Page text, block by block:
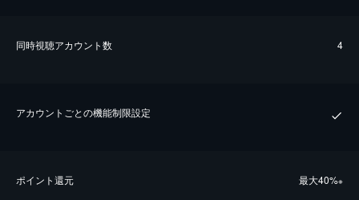
同時視聴アカウント数 4
アカウントごとの機能制限設定
ポイント還元 最⼤40%※